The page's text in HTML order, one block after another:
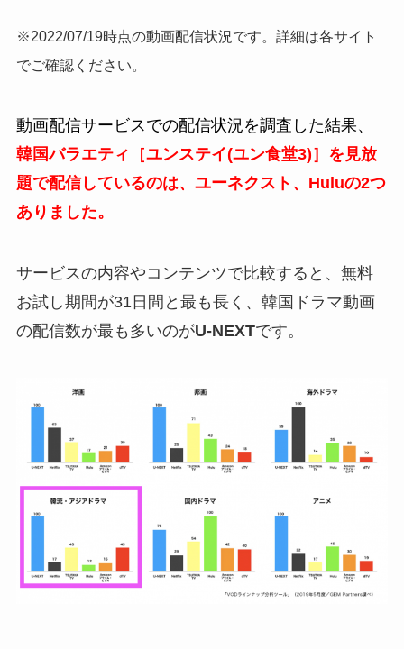
※2022/07/19時点の動画配信状況です。詳細は各サイト
でご確認ください。
動画配信サービスでの配信状況を調査した結果、
韓国バラエティ［ユンステイ(ユン食堂3)］を見放
題で配信しているのは、ユーネクスト、Huluの2つ
ありました。
サービスの内容やコンテンツで比較すると、無料
お試し期間が31日間と最も長く、韓国ドラマ動画
の配信数が最も多いのがU-NEXTです。